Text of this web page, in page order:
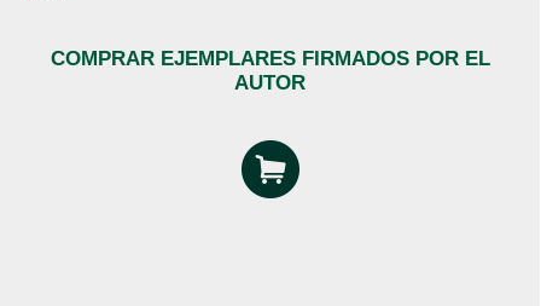
COMPRAR EJEMPLARES FIRMADOS POR EL
AUTOR